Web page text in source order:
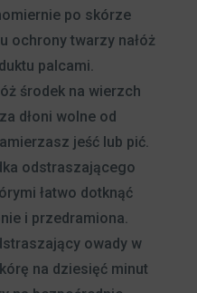
po skórze
ochrony twarzy nałóż
palcami.
środek na wierzch
dłoni wolne od
jeść lub pić.
odstraszającego
łatwo dotknąć
i przedramiona.
owady w
na dziesięć minut